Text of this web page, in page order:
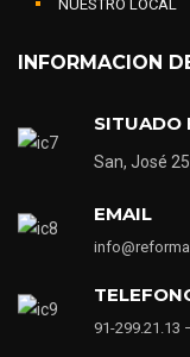
NUESTRO LOCAL
INFORMACION
SITUADO
San, José
EMAIL
91-299.21.13